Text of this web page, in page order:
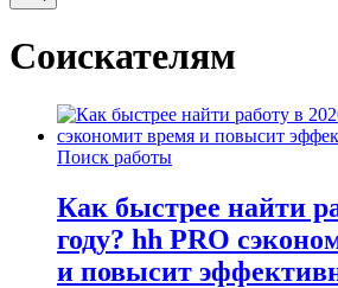
Соискателям
Поиск работы
Как быстрее найти
году? hh PRO
и повысит